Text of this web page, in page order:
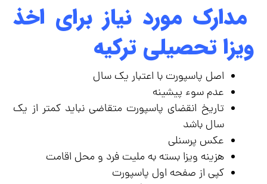
مدارک مورد نیاز برای اخذ
ویزا تحصیلی ترکیه
اصل پاسپورت با اعتبار یک سال
عدم سوء پیشینه
تاریخ انقضای پاسپورت متقاضی نباید کمتر از یک
سال باشد
عکس پرسنلی
هزینه ویزا بسته به ملیت فرد و محل اقامت
کپی از صفحه اول پاسپورت